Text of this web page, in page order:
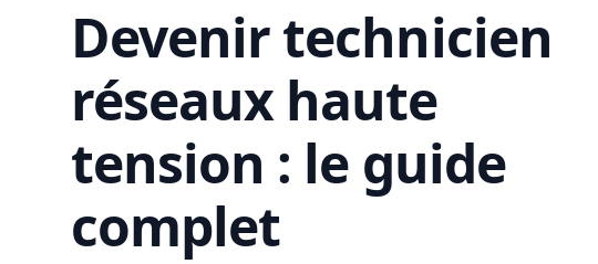
Devenir technicien
réseaux haute
tension : le guide
complet